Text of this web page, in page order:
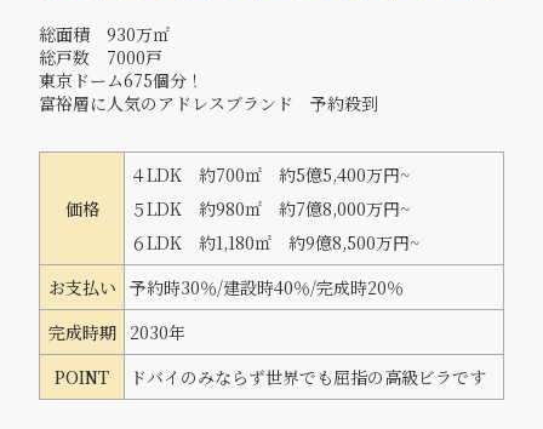
総面積 930万㎡
総戸数 7000戸
東京ドーム675個分！
富裕層に人気のアドレスブランド 予約殺到
価格
４LDK 約700㎡ 約5億5,400万円~
５LDK 約980㎡ 約7億8,000万円~
６LDK 約1,180㎡ 約9億8,500万円~
お支払い 予約時30％/建設時40％/完成時20％
完成時期
2030年
POINT
ドバイのみならず世界でも屈指の高級ビラです